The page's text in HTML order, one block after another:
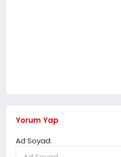
Yorum Yap
Ad Soyad: